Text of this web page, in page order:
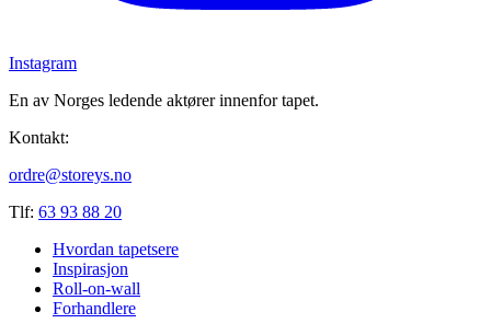
Instagram
En av Norges ledende aktører innenfor tapet.
Kontakt:
ordre@storeys.no
Tlf: 63 93 88 20
Hvordan tapetsere
Inspirasjon
Roll-on-wall
Forhandlere